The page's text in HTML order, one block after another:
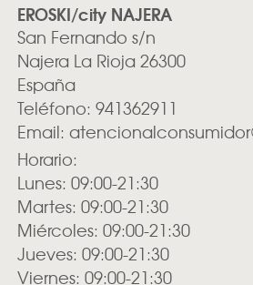
EROSKI/city NAJERA
San Fernando s/n
Najera La Rioja 26300
España
Teléfono: 941362911
Email:
Horario:
Lunes: 09:00-21:30
Martes: 09:00-21:30
Miércoles: 09:00-21:30
Jueves: 09:00-21:30
Viernes: 09:00-21:30